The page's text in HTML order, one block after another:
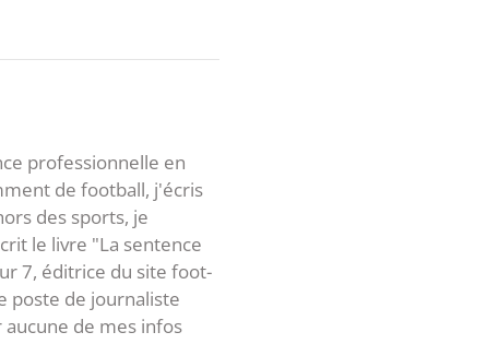
professionnelle en
de football, j'écris
des sports, je
le livre "La sentence
7, éditrice du site foot-
poste de journaliste
de mes infos